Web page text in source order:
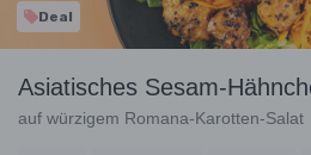
Deal
Asiatisches Sesam-
auf würzigem Romana-Karotten-Salat